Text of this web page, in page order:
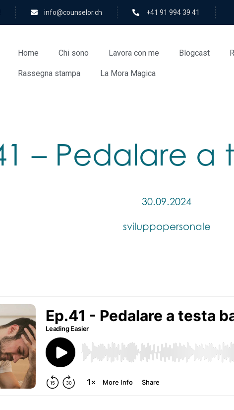
hc.rolesnuoc@ofni +41 91 994 39 41
Home Chi sono Lavora con me Blogcast
Rassegna stampa La Mora Magica
– Pedalare a
30.09.2024
sviluppopersonale